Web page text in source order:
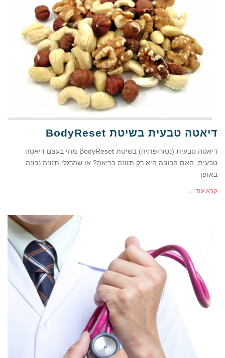
דיאטה טבעית בשיטת BodyReset
דיאטה טבעית (נטורופתיה) בשיטת BodyReset מהי בעצם דיאטה
טבעית, האם הכוונה היא רק תזונה בריאה? או שהרגלי תזונה נכונה
באופן
קרא עוד ←